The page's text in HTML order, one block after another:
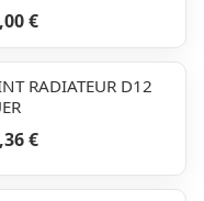
€
RADIATEUR D12
€